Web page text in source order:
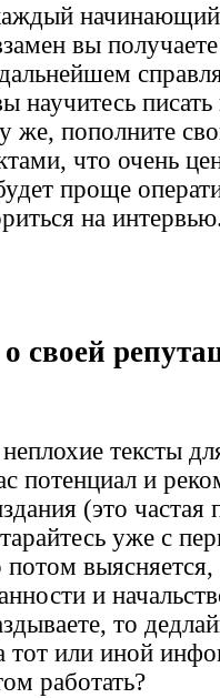
вы
научитесь
же, пополните
что очень
проще
на
о своей
тексты
потенциал и
(это частая
уже с
и
то
тот или иной
работать?